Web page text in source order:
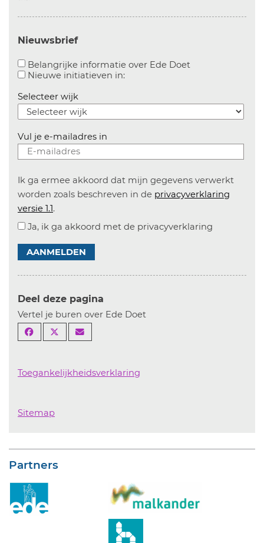
Nieuwsbrief
Belangrijke informatie over Ede Doet
Nieuwe initiatieven in:Aanvinken om informatie over
Selecteer wijk
Vul je e-mailadres in
Ik ga ermee akkoord dat mijn gegevens verwerkt
worden zoals beschreven in de privacyverklaring
versie 1.1.
Ja, ik ga akkoord met de privacyverklaring
AANMELDEN
Deel deze pagina
Vertel je buren over Ede Doet
Toegankelijkheidsverklaring
Sitemap
Partners